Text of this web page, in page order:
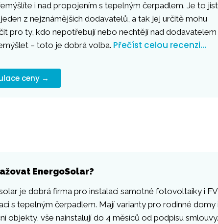
i nad propojením s tepelným čerpadlem. Je to
z nejznámějších dodavatelů, a tak jej určitě mohu
pro ty, kdo nepotřebují nebo nechtějí nad dodavatelem
– toto je dobrá volba. Přečíst celou recenzi…
ceny →
EnergoSolar?
je dobrá firma pro instalaci samotné fotovoltaiky i
s tepelným čerpadlem. Mají varianty pro rodinné domy i
objekty, vše nainstalují do 4 měsíců od podpisu smlouvy.